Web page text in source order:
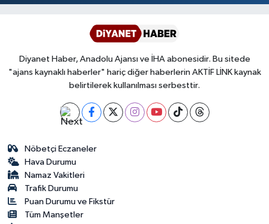
Diyanet Haber, Anadolu Ajansı ve İHA abonesidir. Bu sitede
"ajans kaynaklı haberler" hariç diğer haberlerin AKTİF LİNK kaynak
belirtilerek kullanılması serbesttir.
Nöbetçi Eczaneler
Hava Durumu
Namaz Vakitleri
Trafik Durumu
Puan Durumu ve Fikstür
Tüm Manşetler
Zonguldak Müftülüğü